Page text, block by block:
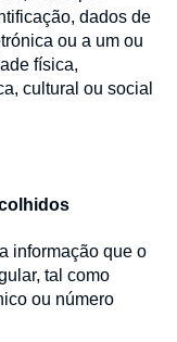
dados de
ou a um ou
física,
cultural ou social
informação que o
tal como
ou número